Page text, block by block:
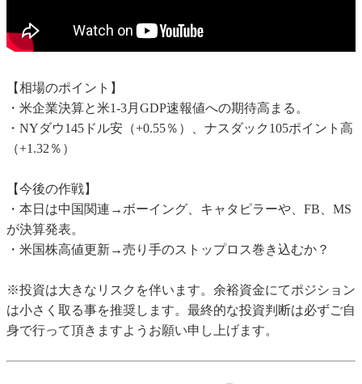
【相場のポイント】
・米企業決算と米1-3月GDP速報値への期待高まる。
・NYダウ145ドル安（+0.55％）、ナスダック105ポイント高
（+1.32％）
【今後の作戦】
・本日は中国関連→ボーイング、キャタピラーや、FB、MS
が決算発表。
・米国株高値更新→売り手のストップロス巻き込むか？
※投資は大きなリスクを伴います。余裕資金にてポジション
は小さく取る事を推奨します。最終的な投資判断は必ずご自
身で行って頂きますようお願い申し上げます。